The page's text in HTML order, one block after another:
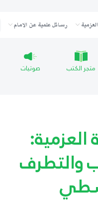
رسائل علمية عن الامام
متجر الكتب صوتيات
والتطرف